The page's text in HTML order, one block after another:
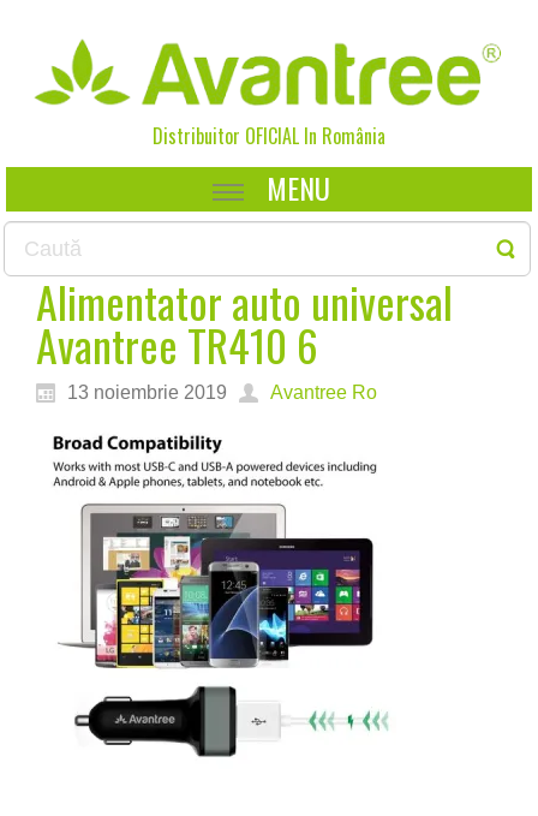
Distribuitor OFICIAL In România
MENU
Alimentator auto universal
Avantree TR410 6
13 noiembrie 2019 Avantree Ro